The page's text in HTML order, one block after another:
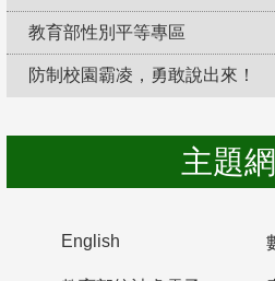
教育部性別平等專區
防制校園霸凌，勇敢說出來！
主題
English